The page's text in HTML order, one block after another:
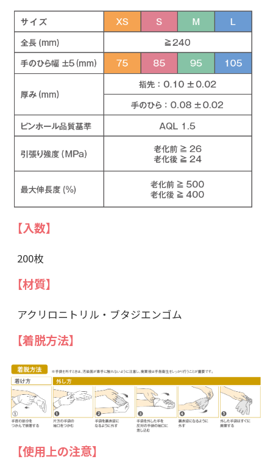
【入数】
200枚
【材質】
アクリロニトリル・ブタジエンゴム
【着脱方法】
【使用上の注意】